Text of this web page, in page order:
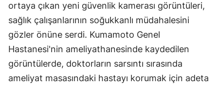
ortaya çıkan yeni güvenlik kamerası görüntüleri,
sağlık çalışanlarının soğukkanlı müdahalesini
gözler önüne serdi. Kumamoto Genel
Hastanesi'nin ameliyathanesinde kaydedilen
görüntülerde, doktorların sarsıntı sırasında
ameliyat masasındaki hastayı korumak için adeta